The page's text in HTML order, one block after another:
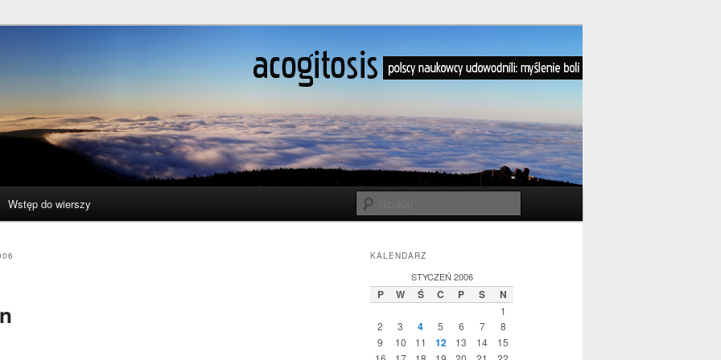
boli
Wstęp do wierszy
KALENDARZ
STYCZEŃ 2006
P W Ś C P S N
1
2
3 4 5 6 7
8
9
10 11 12 13 14
15